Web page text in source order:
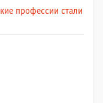
профессии стали